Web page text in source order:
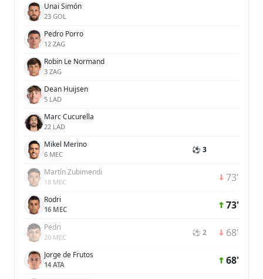
Unai Simón
23 GOL
Pedro Porro
12 ZAG
Robin Le Normand
3 ZAG
Dean Huijsen
5 LAD
Marc Cucurella
22 LAD
Mikel Merino
6 MEC ⚽ 3
Martín Zubimendi
18 MEC 73'
Rodri
16 MEC 73'
Pedri
20 MEC ⚽ 2 68'
Jorge de Frutos
14 ATA 68'